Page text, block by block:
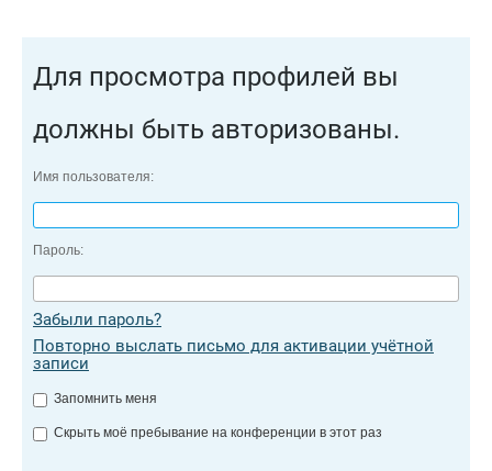
Для просмотра профилей вы
должны быть авторизованы.
Имя пользователя:
Пароль:
Забыли пароль?
Повторно выслать письмо для активации учётной
записи
Запомнить меня
Скрыть моё пребывание на конференции в этот раз